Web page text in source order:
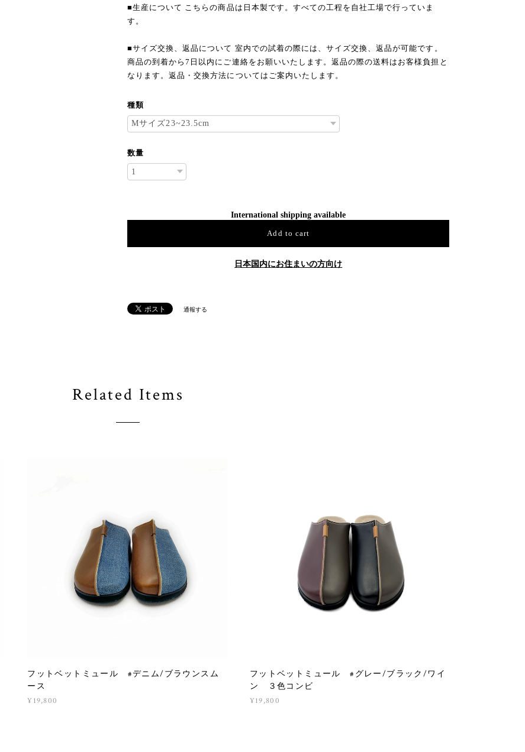
■生産について こちらの商品は日本製です。すべての工程を自社工場で行っていま
す。
■サイズ交換、返品について 室内での試着の際には、サイズ交換、返品が可能です。
商品の到着から7日以内にご連絡をお願いいたします。返品の際の送料はお客様負担と
なります。返品・交換方法についてはご案内いたします。
種類
数量
International shipping available
Add to cart
日本国内にお住まいの方向け
通報する
Related Items
フットベットミュール #デニム/ブラウンスム
ース
¥19,800
フットベットミュール #グレー/ブラック/ワイ
ン ３色コンビ
¥19,800